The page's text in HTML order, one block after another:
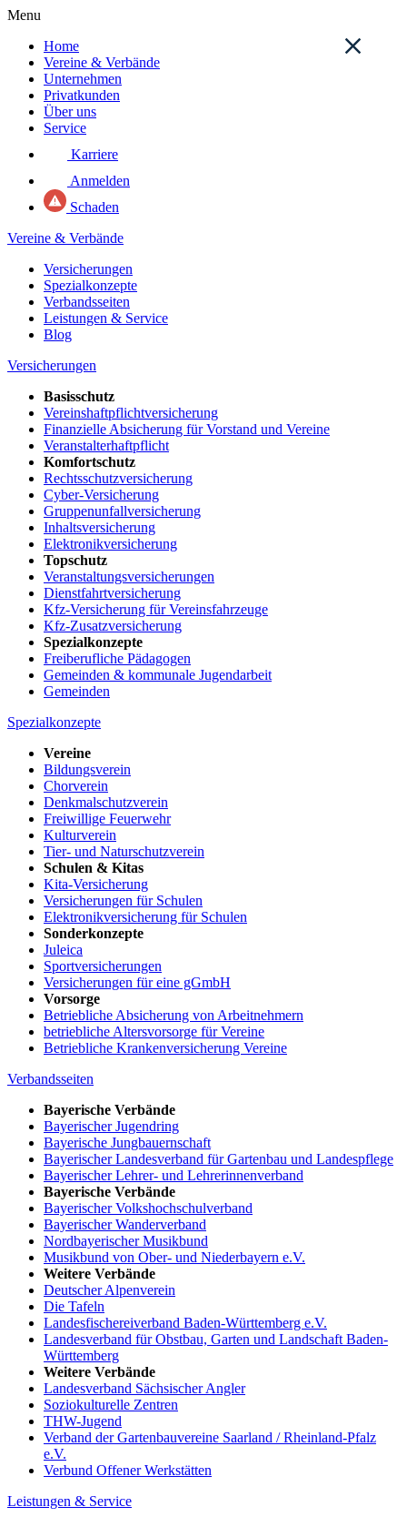
Menu
Home
Vereine & Verbände
Unternehmen
Privatkunden
Über uns
Service
Karriere
Anmelden
Schaden
Vereine & Verbände
Versicherungen
Spezialkonzepte
Verbandsseiten
Leistungen & Service
Blog
Versicherungen
Basisschutz
Vereinshaftpflichtversicherung
Finanzielle Absicherung für Vorstand und Vereine
Veranstalterhaftpflicht
Komfortschutz
Rechtsschutzversicherung
Cyber-Versicherung
Gruppenunfallversicherung
Inhaltsversicherung
Elektronikversicherung
Topschutz
Veranstaltungsversicherungen
Dienstfahrtversicherung
Kfz-Versicherung für Vereinsfahrzeuge
Kfz-Zusatzversicherung
Spezialkonzepte
Freiberufliche Pädagogen
Gemeinden & kommunale Jugendarbeit
Gemeinden
Spezialkonzepte
Vereine
Bildungsverein
Chorverein
Denkmalschutzverein
Freiwillige Feuerwehr
Kulturverein
Tier- und Naturschutzverein
Schulen & Kitas
Kita-Versicherung
Versicherungen für Schulen
Elektronikversicherung für Schulen
Sonderkonzepte
Juleica
Sportversicherungen
Versicherungen für eine gGmbH
Vorsorge
Betriebliche Absicherung von Arbeitnehmern
betriebliche Altersvorsorge für Vereine
Betriebliche Krankenversicherung Vereine
Verbandsseiten
Bayerische Verbände
Bayerischer Jugendring
Bayerische Jungbauernschaft
Bayerischer Landesverband für Gartenbau und Landespflege
Bayerischer Lehrer- und Lehrerinnenverband
Bayerische Verbände
Bayerischer Volkshochschulverband
Bayerischer Wanderverband
Nordbayerischer Musikbund
Musikbund von Ober- und Niederbayern e.V.
Weitere Verbände
Deutscher Alpenverein
Die Tafeln
Landesfischereiverband Baden-Württemberg e.V.
Landesverband für Obstbau, Garten und Landschaft Baden-
Württemberg
Weitere Verbände
Landesverband Sächsischer Angler
Soziokulturelle Zentren
THW-Jugend
Verband der Gartenbauvereine Saarland / Rheinland-Pfalz
e.V.
Verbund Offener Werkstätten
Leistungen & Service